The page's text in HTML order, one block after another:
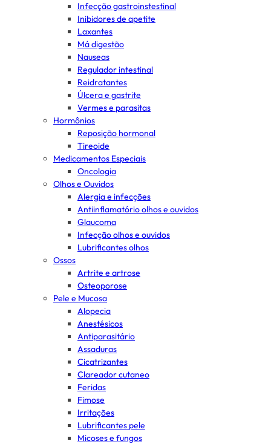
Infecção gastroinstestinal
Inibidores de apetite
Laxantes
Má digestão
Nauseas
Regulador intestinal
Reidratantes
Úlcera e gastrite
Vermes e parasitas
Hormônios
Reposição hormonal
Tireoide
Medicamentos Especiais
Oncologia
Olhos e Ouvidos
Alergia e infecções
Antiinflamatório olhos e ouvidos
Glaucoma
Infecção olhos e ouvidos
Lubrificantes olhos
Ossos
Artrite e artrose
Osteoporose
Pele e Mucosa
Alopecia
Anestésicos
Antiparasitário
Assaduras
Cicatrizantes
Clareador cutaneo
Feridas
Fimose
Irritações
Lubrificantes pele
Micoses e fungos